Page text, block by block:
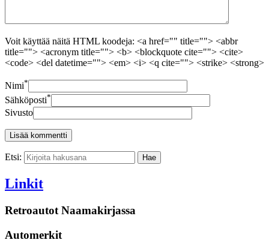
Voit käyttää näitä HTML koodeja: <a href="" title=""> <abbr
title=""> <acronym title=""> <b> <blockquote cite=""> <cite>
<code> <del datetime=""> <em> <i> <q cite=""> <strike> <strong>
Nimi*
Sähköposti*
Sivusto
Etsi:
Linkit
Retroautot Naamakirjassa
Automerkit